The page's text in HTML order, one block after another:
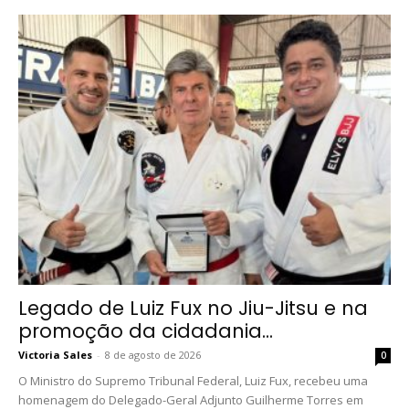
Legado de Luiz Fux no Jiu-Jitsu e na
promoção da cidadania...
Victoria Sales - 8 de agosto de 2026 0
O Ministro do Supremo Tribunal Federal, Luiz Fux, recebeu uma
homenagem do Delegado-Geral Adjunto Guilherme Torres em